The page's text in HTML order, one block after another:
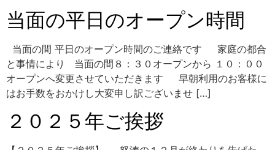
当面の平日のオープン時間
当面の間 平日のオープン時間のご連絡です 家庭の都合
と事情により 当面の間８：３０オープンから １０：００
オープンへ変更させていただきます 早朝利用のお客様に
はお手数をおかけし大変申し訳ございませ […]
２０２５年ご挨拶